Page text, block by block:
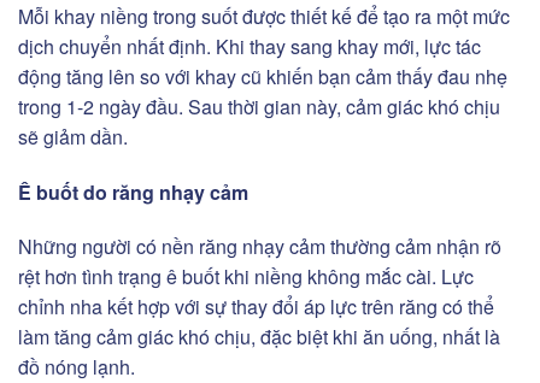
Mỗi khay niềng trong suốt được thiết kế để tạo ra một mức
dịch chuyển nhất định. Khi thay sang khay mới, lực tác
động tăng lên so với khay cũ khiến bạn cảm thấy đau nhẹ
trong 1-2 ngày đầu. Sau thời gian này, cảm giác khó chịu
sẽ giảm dần.
Ê buốt do răng nhạy cảm
Những người có nền răng nhạy cảm thường cảm nhận rõ
rệt hơn tình trạng ê buốt khi niềng không mắc cài. Lực
chỉnh nha kết hợp với sự thay đổi áp lực trên răng có thể
làm tăng cảm giác khó chịu, đặc biệt khi ăn uống, nhất là
đồ nóng lạnh.